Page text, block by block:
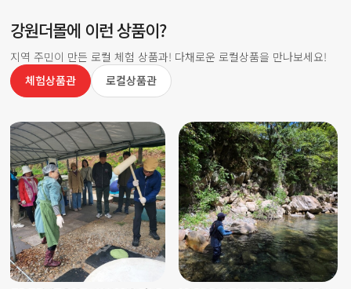
강원더몰에 이런 상품이?
지역 주민이 만든 로컬 체험 상품과! 다채로운 로컬상품을 만나보세요!
체험상품관
로컬상품관